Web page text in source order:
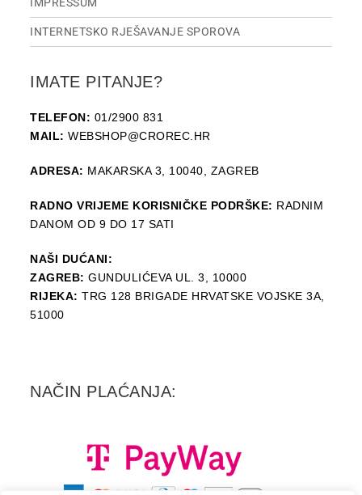
IMPRESSUM
INTERNETSKO RJEŠAVANJE SPOROVA
IMATE PITANJE?
TELEFON: 01/2900 831
MAIL: WEBSHOP@CROREC.HR
ADRESA: MAKARSKA 3, 10040, ZAGREB
RADNO VRIJEME KORISNIČKE PODRŠKE: RADNIM
DANOM OD 9 DO 17 SATI
NAŠI DUĆANI:
ZAGREB: GUNDULIĆEVA UL. 3, 10000
RIJEKA: TRG 128 BRIGADE HRVATSKE VOJSKE 3A,
51000
NAČIN PLAĆANJA: